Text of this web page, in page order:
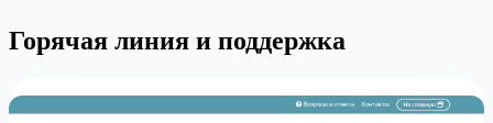
Горячая линия и поддержка